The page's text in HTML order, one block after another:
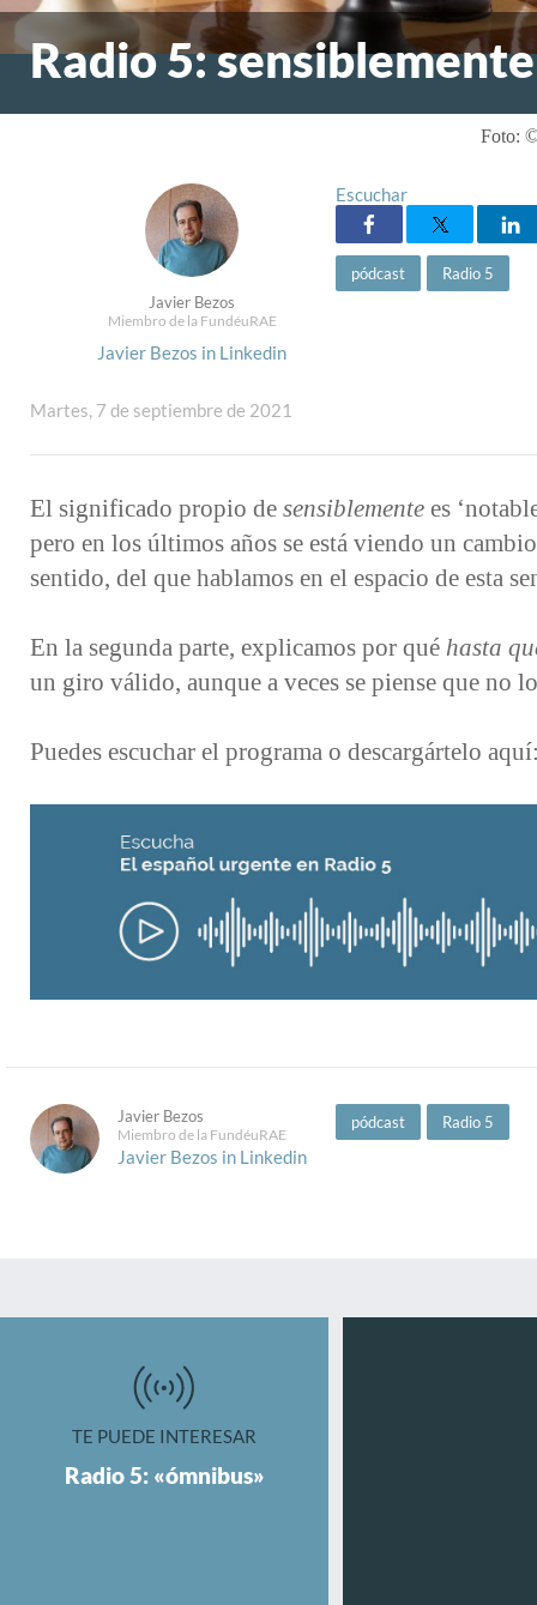
Radio 5: sensiblemente
Foto:
Javier Bezos
Miembro de la FundéuRAE
Javier Bezos in Linkedin
Escuchar
pódcast Radio 5
Martes, 7 de septiembre de 2021
El significado propio de sensiblemente es
pero en los últimos años se está viendo un
sentido, del que hablamos en el espacio de esta
En la segunda parte, explicamos por qué hasta
un giro válido, aunque a veces se piense que no
Puedes escuchar el programa o descargártelo
Javier Bezos
Miembro de la FundéuRAE
Javier Bezos in Linkedin
pódcast Radio 5
TE PUEDE INTERESAR
Radio 5: «ómnibus»